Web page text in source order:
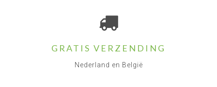
GRATIS VERZENDING
Nederland en België